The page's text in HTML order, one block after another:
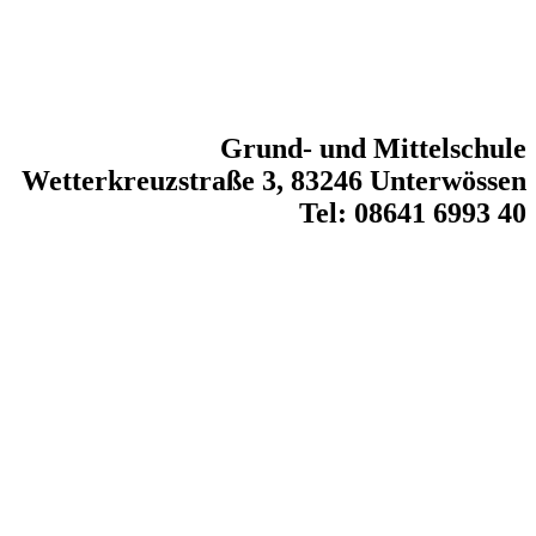
Grund- und Mittelschule
Wetterkreuzstraße 3, 83246 Unterwössen
Tel: 08641 6993 40